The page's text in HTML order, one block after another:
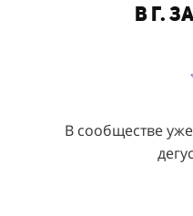
в г.
В сообществе